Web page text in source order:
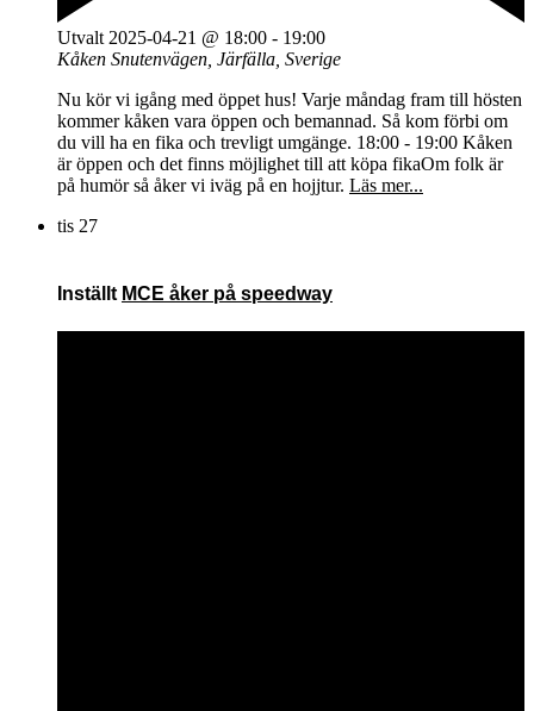
Utvalt 2025-04-21 @ 18:00 - 19:00
Kåken Snutenvägen, Järfälla, Sverige
Nu kör vi igång med öppet hus! Varje måndag fram till hösten
kommer kåken vara öppen och bemannad. Så kom förbi om
du vill ha en fika och trevligt umgänge. 18:00 - 19:00 Kåken
är öppen och det finns möjlighet till att köpa fikaOm folk är
på humör så åker vi iväg på en hojjtur. Läs mer...
tis 27
Inställt MCE åker på speedway